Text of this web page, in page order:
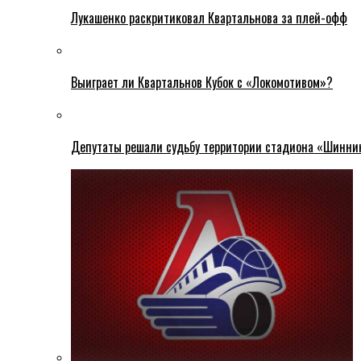
Лукашенко раскритиковал Квартальнова за плей-офф
Выиграет ли Квартальнов Кубок с «Локомотивом»?
Депутаты решали судьбу территории стадиона